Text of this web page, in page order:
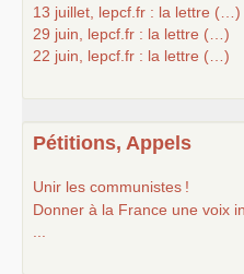
13 juillet, lepcf.fr : la lettre (…)
29 juin, lepcf.fr : la lettre (…)
22 juin, lepcf.fr : la lettre (…)
Pétitions, Appels
Unir les communistes !
Donner à la France une voix